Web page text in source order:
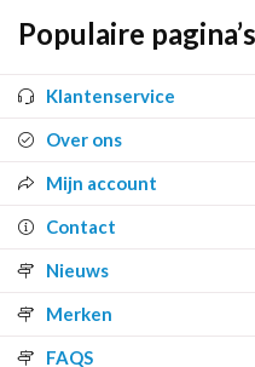
Populaire pagina’s
Klantenservice
Over ons
Mijn account
Contact
Nieuws
Merken
FAQS